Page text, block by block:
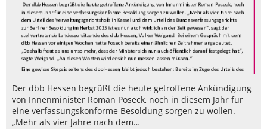
Der dbb Hessen begrüßt die heute getroffene Ankündigung
von Innenminister Roman Poseck, noch in diesem Jahr für
eine verfassungskonforme Besoldung sorgen zu wollen.
„Mehr als vier Jahre nach dem…